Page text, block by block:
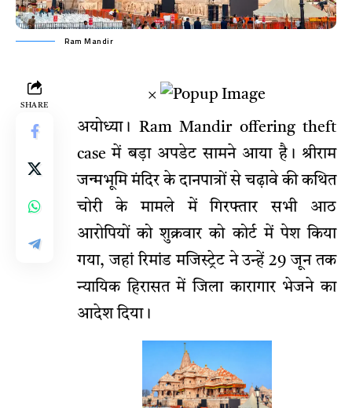
Ram Mandir
SHARE
×
अयोध्या। Ram Mandir offering theft
case में बड़ा अपडेट सामने आया है। श्रीराम
जन्मभूमि मंदिर के दानपात्रों से चढ़ावे की कथित
चोरी के मामले में गिरफ्तार सभी आठ
आरोपियों को शुक्रवार को कोर्ट में पेश किया
गया, जहां रिमांड मजिस्ट्रेट ने उन्हें 29 जून तक
न्यायिक हिरासत में जिला कारागार भेजने का
आदेश दिया।